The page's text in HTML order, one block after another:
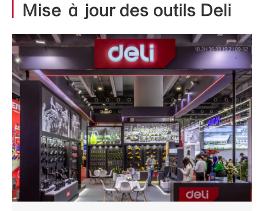
Mise à jour des outils Deli